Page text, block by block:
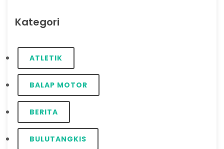
Kategori
ATLETIK
BALAP MOTOR
BERITA
BULUTANGKIS